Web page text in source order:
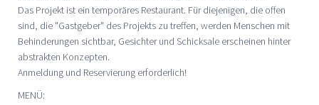
Das Projekt ist ein temporäres Restaurant. Für diejenigen, die offen
sind, die "Gastgeber" des Projekts zu treffen, werden Menschen mit
Behinderungen sichtbar, Gesichter und Schicksale erscheinen hinter
abstrakten Konzepten.
Anmeldung und Reservierung erforderlich!
MENÜ: